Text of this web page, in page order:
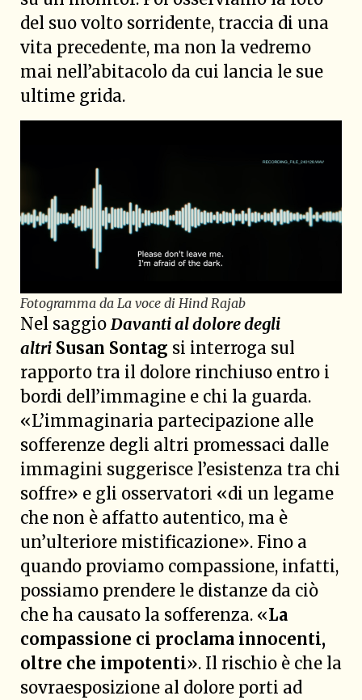
del suo volto sorridente, traccia di una
vita precedente, ma non la vedremo
mai nell’abitacolo da cui lancia le sue
ultime grida.
Fotogramma da La voce di Hind Rajab
Nel saggio Davanti al dolore degli
altri Susan Sontag si interroga sul
rapporto tra il dolore rinchiuso entro i
bordi dell’immagine e chi la guarda.
«L’immaginaria partecipazione alle
sofferenze degli altri promessaci dalle
immagini suggerisce l’esistenza tra chi
soffre» e gli osservatori «di un legame
che non è affatto autentico, ma è
un’ulteriore mistificazione». Fino a
quando proviamo compassione, infatti,
possiamo prendere le distanze da ciò
che ha causato la sofferenza. «La
compassione ci proclama innocenti,
oltre che impotenti». Il rischio è che la
sovraesposizione al dolore porti ad